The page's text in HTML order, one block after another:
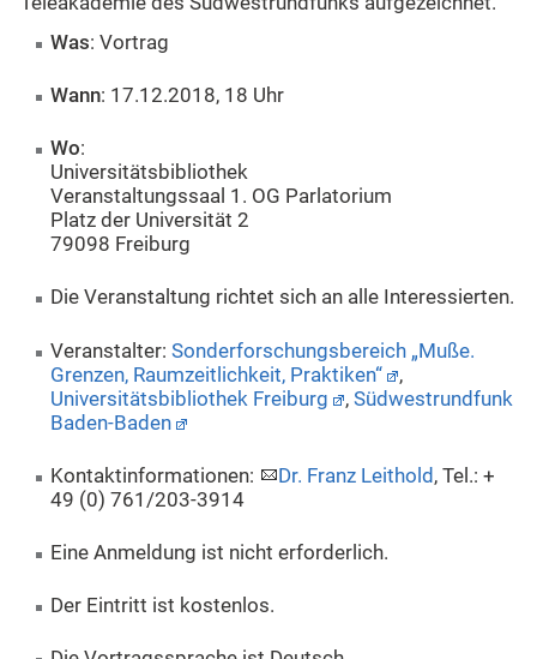
Was: Vortrag
Wann: 17.12.2018, 18 Uhr
Wo:
Universitätsbibliothek
Veranstaltungssaal 1. OG Parlatorium
Platz der Universität 2
79098 Freiburg
Die Veranstaltung richtet sich an alle Interessierten.
Veranstalter:Sonderforschungsbereich „Muße.
Grenzen, Raumzeitlichkeit, Praktiken“
,
Universitätsbibliothek Freiburg
,Südwestrundfunk
Baden-Baden
Kontaktinformationen: Dr. Franz Leithold , Tel.: +
49 (0) 761/203-3914
Eine Anmeldung ist nicht erforderlich.
Der Eintritt ist kostenlos.